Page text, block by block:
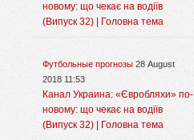
новому: що чекає на водіїв
(Випуск 32) | Головна тема
Футбольные прогнозы 28 August
2018 11:53
Канал Украина: «Євробляхи» по-
новому: що чекає на водіїв
(Випуск 32) | Головна тема